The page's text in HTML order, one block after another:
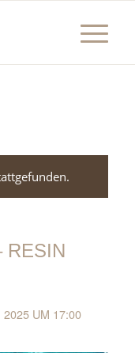
RESIN
2025 UM 17:00